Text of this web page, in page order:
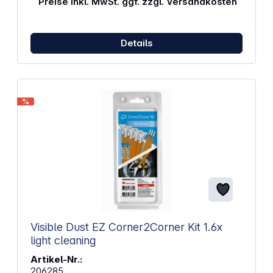
Details
%
Visible Dust EZ Corner2Corner Kit 1.6x
light cleaning
Artikel-Nr.:
206285